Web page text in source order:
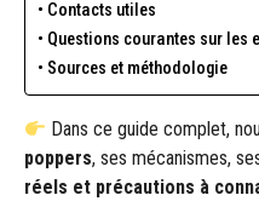
Contacts utiles
Questions courantes sur les
Sources et méthodologie
Dans ce guide complet,
poppers, ses mécanismes,
réels et précautions à